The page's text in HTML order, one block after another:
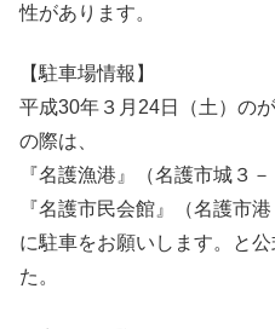
性があります。
【駐車場情報】
平成30年３月24日（土）の
の際は、
『名護漁港』（名護市城３－
『名護市民会館』（名護市港
に駐車をお願いします。と
た。